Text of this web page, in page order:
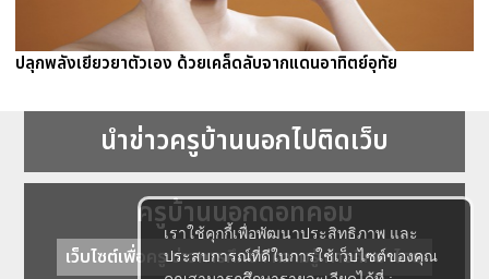
เราใช้คุกกี้เพื่อพัฒนาประสิทธิภาพ และ
ประสบการณ์ที่ดีในการใช้เว็บไซต์ของคุณ
ปลุกพลังเยียวยาตัวเอง ด้วยเคล็ดลับจากแดนอาทิตย์อุทัย
นำข่าวครูบ้านนอกไปติดเว็บ
ครูบ้านนอกดอทคอม
เว็บไซต์เพื่อครู ข่าวการศึกษา ความรู้ การศึกษาไทย